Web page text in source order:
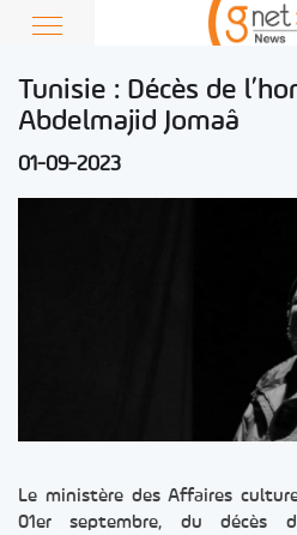
Tunisie : Décès de
Abdelmajid Jomaâ
01-09-2023
Le ministère des Affaires
01er septembre, du décès